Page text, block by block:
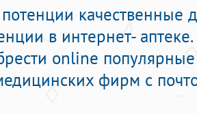
качественные
в интернет-
online
фирм с